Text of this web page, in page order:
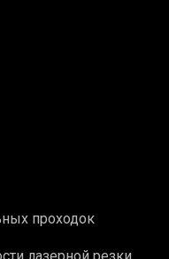
проходок